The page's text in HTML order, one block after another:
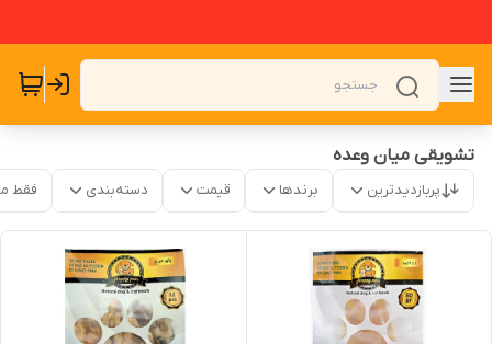
تشویقی میان وعده
پربازدیدترین برندها قیمت دسته‌بندی فقط